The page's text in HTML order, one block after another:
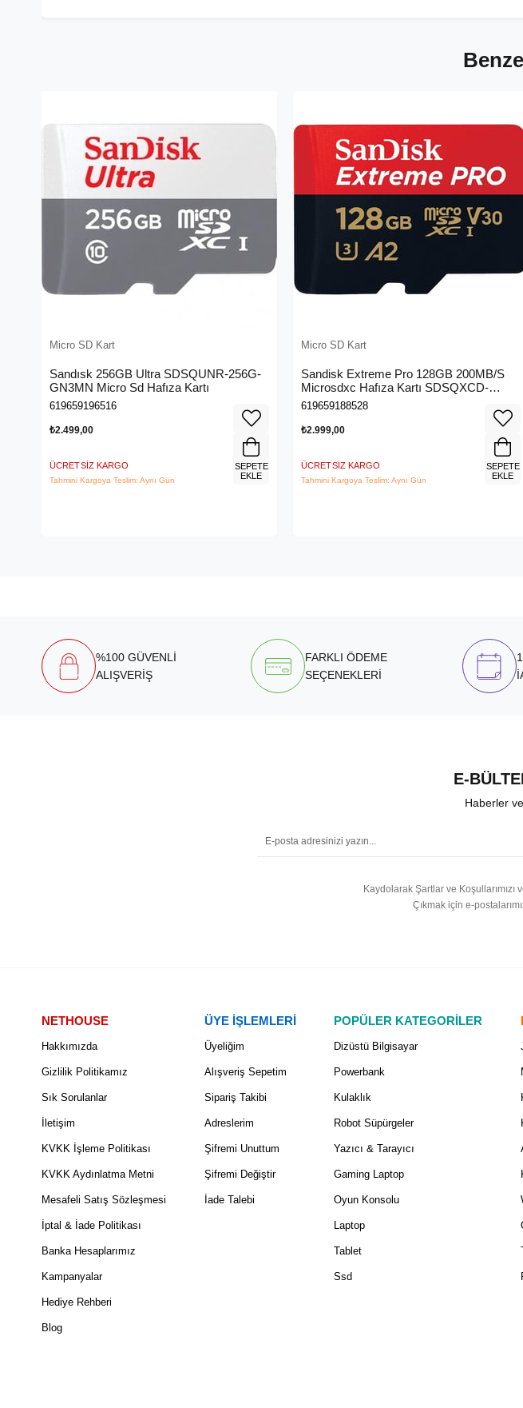
Micro SD Kart
Sandısk 256GB Ultra SDSQUNR-256G-
GN3MN Micro Sd Hafıza Kartı
619659196516
₺2.499,00
ÜCRETSIZ KARGO
Tahmini Kargoya Teslim: Aynı Gün
SEPETE
EKLE
Micro SD Kart
Sandisk Extreme Pro 128GB 200MB/S
Microsdxc Hafıza Kartı SDSQXCD-
128G-GN6MA
619659188528
₺2.999,00
ÜCRETSIZ KARGO
Tahmini Kargoya Teslim: Aynı Gün
SEPETE
EKLE
%100 GÜVENLİ
ALIŞVERİŞ
FARKLI ÖDEME
SEÇENEKLERİ
E-
Haberler
Kaydolarak Şartlar ve
Çıkmak için e-
NETHOUSE
Hakkımızda
Gizlilik Politikamız
Sık Sorulanlar
İletişim
KVKK İşleme Politikası
KVKK Aydınlatma Metni
Mesafeli Satış Sözleşmesi
İptal & İade Politikası
Banka Hesaplarımız
Kampanyalar
Hediye Rehberi
Blog
ÜYE İŞLEMLERİ
Üyeliğim
Alışveriş Sepetim
Sipariş Takibi
Adreslerim
Şifremi Unuttum
Şifremi Değiştir
İade Talebi
POPÜLER KATEGORİLER
Dizüstü Bilgisayar
Powerbank
Kulaklık
Robot Süpürgeler
Yazıcı & Tarayıcı
Gaming Laptop
Oyun Konsolu
Laptop
Tablet
Ssd